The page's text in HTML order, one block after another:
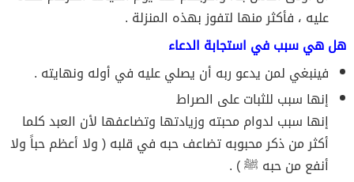
عليه ، فأكثر منها لتفوز بهذه المنزلة .
هل هي سبب في استجابة الدعاء
فينبغي لمن يدعو ربه أن يصلي عليه في أوله ونهايته .
إنها سبب للثبات على الصراط
إنها سبب لدوام محبته وزيادتها وتضاعفها لأن العبد كلما
أكثر من ذكر محبوبه تضاعف حبه في قلبه ( ولا أعظم حباً ولا
أنفع من حبه ﷺ ) .